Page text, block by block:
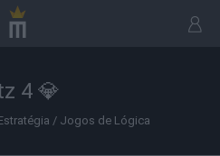
4 💎
/ Jogos de Lógica